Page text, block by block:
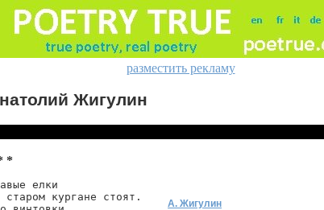
разместить рекламу
Жигулин
*
елки
старом кургане стоят.
А. Жигулин